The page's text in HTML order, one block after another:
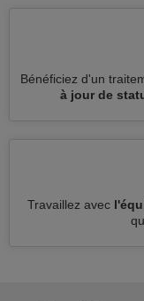
Bénéficiez d'un
à jour de
Travaillez avec